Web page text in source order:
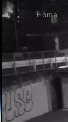
Home
Home